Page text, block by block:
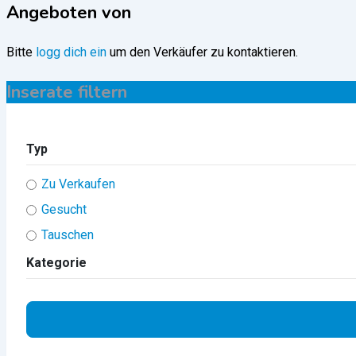
Angeboten von
Bitte logg dich ein um den Verkäufer zu kontaktieren.
Inserate filtern
Typ
Zu Verkaufen
Gesucht
Tauschen
Kategorie